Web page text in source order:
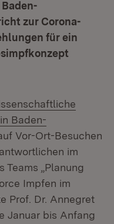
zur Corona-
für ein
Baden-
neuem Fenster)
Vor-Ort-Besuchen
im
Teams „Planung
Impfen im
Prof. Dr. Annegret
Januar bis Anfang